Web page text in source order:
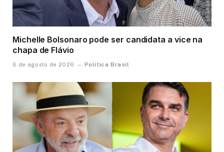
Michelle Bolsonaro pode ser candidata a vice na
chapa de Flávio
6 de agosto de 2026 Política Brasil